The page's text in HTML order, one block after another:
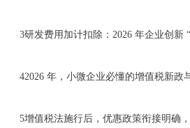
3研发费用加计扣除：2026 年企业创新 “最实在的税收红包”
42026 年，小微企业必懂的增值税新政与风险
5增值税法施行后，优惠政策衔接明确，小规模纳税人受益显著